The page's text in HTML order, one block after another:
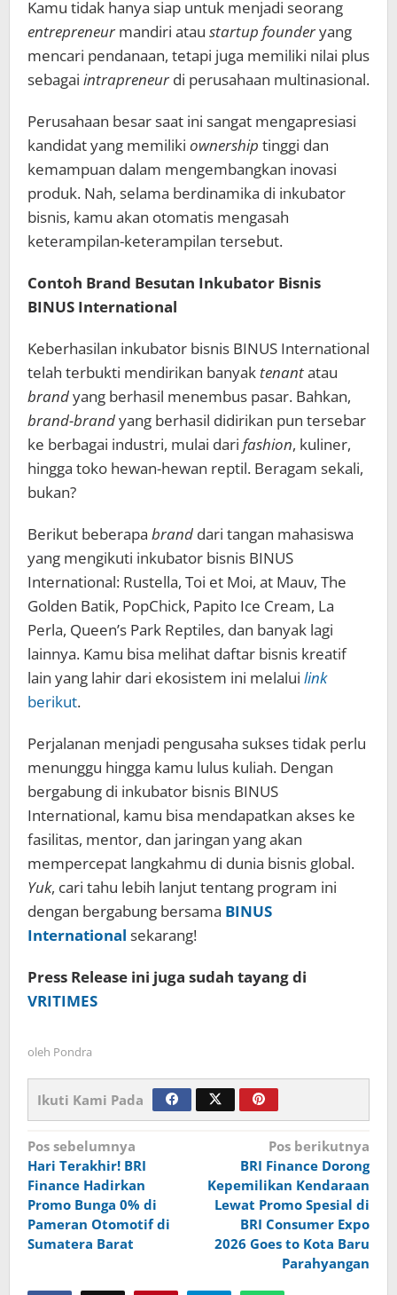
Kamu tidak hanya siap untuk menjadi seorang
entrepreneurmandiri atau startup founderyang
mencari pendanaan, tetapi juga memiliki nilai plus
sebagai intrapreneurdi perusahaan multinasional.
Perusahaan besar saat ini sangat mengapresiasi
kandidat yang memiliki ownership tinggi dan
kemampuan dalam mengembangkan inovasi
produk. Nah, selama berdinamika di inkubator
bisnis, kamu akan otomatis mengasah
keterampilan-keterampilan tersebut.
Contoh Brand Besutan Inkubator Bisnis
BINUS International
Keberhasilan inkubator bisnis BINUS International
telah terbukti mendirikan banyak tenantatau
brandyang berhasil menembus pasar. Bahkan,
brand-brandyang berhasil didirikan pun tersebar
ke berbagai industri, mulai dari fashion, kuliner,
hingga toko hewan-hewan reptil. Beragam sekali,
bukan?
Berikut beberapa brand dari tangan mahasiswa
yang mengikuti inkubator bisnis BINUS
International: Rustella, Toi et Moi, at Mauv, The
Golden Batik, PopChick, Papito Ice Cream, La
Perla, Queen’s Park Reptiles, dan banyak lagi
lainnya. Kamu bisa melihat daftar bisnis kreatif
lain yang lahir dari ekosistem ini melalui link
berikut.
Perjalanan menjadi pengusaha sukses tidak perlu
menunggu hingga kamu lulus kuliah. Dengan
bergabung di inkubator bisnis BINUS
International, kamu bisa mendapatkan akses ke
fasilitas, mentor, dan jaringan yang akan
mempercepat langkahmu di dunia bisnis global.
Yuk, cari tahu lebih lanjut tentang program ini
dengan bergabung bersama BINUS
International sekarang!
Press Release ini juga sudah tayang di
VRITIMES
oleh Pondra
Ikuti Kami Pada
Navigasi
pos
Pos sebelumnya
Hari Terakhir! BRI
Finance Hadirkan
Promo Bunga 0% di
Pameran Otomotif di
Sumatera Barat
Pos berikutnya
BRI Finance Dorong
Kepemilikan Kendaraan
Lewat Promo Spesial di
BRI Consumer Expo
2026 Goes to Kota Baru
Parahyangan